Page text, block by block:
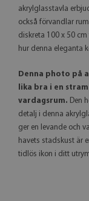
akrylglasstavla
också förvandlar
diskreta 100 x 50
hur denna eleganta
Denna photo på
lika bra i en
vardagsrum. Den
detalj i denna
ger en levande och
havets stadskust är
tidlös ikon i ditt